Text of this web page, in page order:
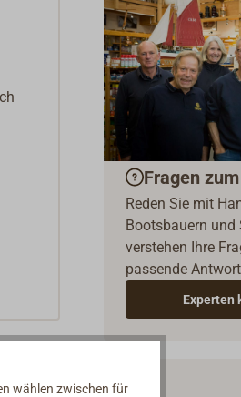
Fragen
Reden Sie mit
Bootsbauern und
verstehen Ihre
passende
Experten
wählen zwischen für